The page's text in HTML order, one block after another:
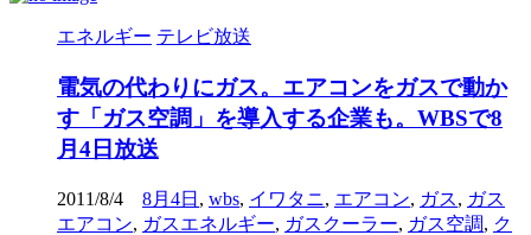
エネルギー テレビ放送
電気の代わりにガス。エアコンをガスで動か
す「ガス空調」を導入する企業も。WBSで8
月4日放送
2011/8/4 8月4日 , wbs, イワタニ, エアコン, ガス, ガス
エアコン, ガスエネルギー, ガスクーラー, ガス空調, ク